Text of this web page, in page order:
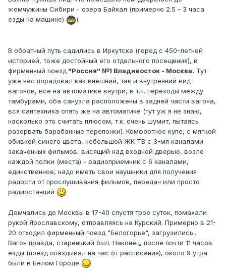
жемчужины Сибири - озера Байкал (примерно 2.5 - 3 часа
езды на машине)
(
В обратный путь садились в Иркутске (город с 450-летней
историей, тоже достойный его отдельного посещения), в
фирменный поезд "Россия" №1 Владивосток - Москва. Тут
уже нас порадовал как внешний, так и внутренний вид
вагонов, все на автоматике внутри, в т.ч. переходы между
тамбурами, оба санузла расположены в задней части вагона,
вся сантехника опять же на автоматике (тут уж я не знаю,
насколько это считать плюсом, т.к. очень шумит, пытаясь
разорвать барабанные перепонки). Комфортное купе, с мягкой
обивкой синего цвета, небольшой ЖК ТВ с 3-мя каналами
закаченных фильмов, висящий над входной дверью, возле
каждой полки (места) - радиоприемник с 6 каналами,
единственное, надо иметь свои наушники для получения
радости от прослушивания фильмов, передач или просто
радиостанций
Домчались до Москвы в 17-40 спустя трое суток, помахали
рукой Ярославскому, отправляясь на Курский. Примерно в 21-
20 отходил фирменный поезд "Белогорье", загрузились...
Вагон правда, старенький был. Наконец, после почти 11 часов
езды (поезд опаздывал на час от расписания), около 9 утра
были в Белом Городе